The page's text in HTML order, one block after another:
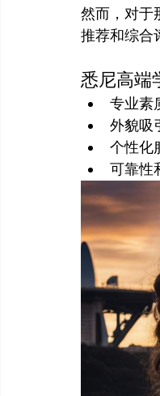
然而，对于
悉尼高端
专业素
外貌吸
个性化
可靠性